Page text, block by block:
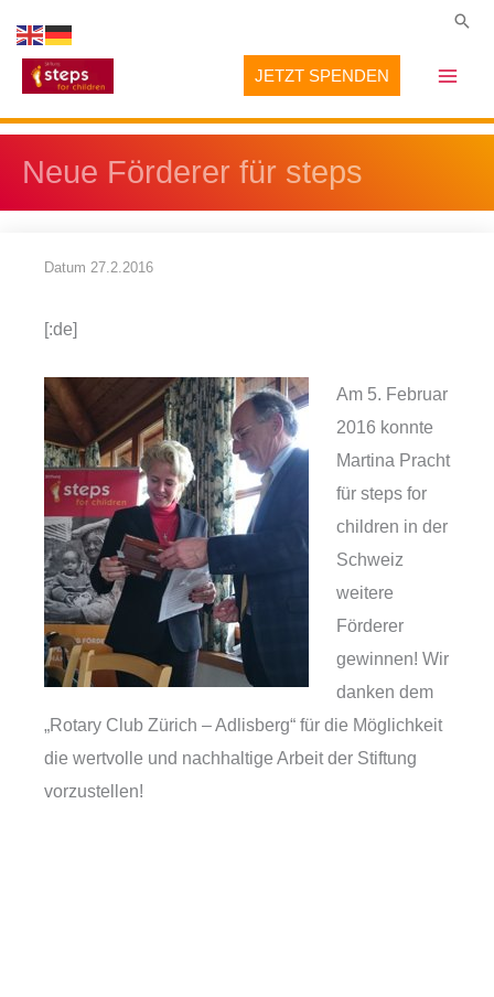
Inhalt
springen
JETZT SPENDEN
Neue Förderer für steps
Datum 27.2.2016
[:de]
Am 5. Februar
2016 konnte
Martina Pracht
für steps for
children in der
Schweiz
weitere
Förderer
gewinnen! Wir
danken dem
„Rotary Club Zürich – Adlisberg“ für die Möglichkeit
die wertvolle und nachhaltige Arbeit der Stiftung
vorzustellen!